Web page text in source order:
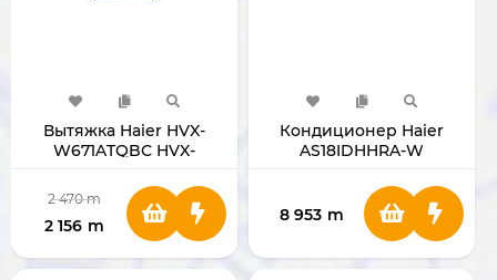
Вытяжка Haier HVX-
W671ATQBС HVX-
2 470 m
2 156 m
Кондиционер Haier
AS18IDHHRA-W
8 953 m